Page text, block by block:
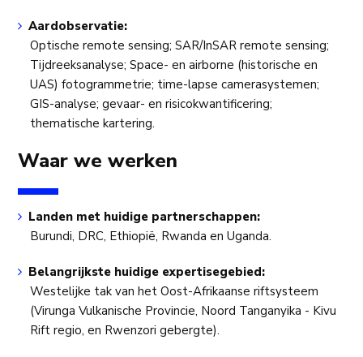
Aardobservatie:
Optische remote sensing; SAR/InSAR remote sensing;
Tijdreeksanalyse; Space- en airborne (historische en
UAS) fotogrammetrie; time-lapse camerasystemen;
GIS-analyse; gevaar- en risicokwantificering;
thematische kartering.
Waar we werken
Landen met huidige partnerschappen:
Burundi, DRC, Ethiopië, Rwanda en Uganda.
Belangrijkste huidige expertisegebied:
Westelijke tak van het Oost-Afrikaanse riftsysteem
(Virunga Vulkanische Provincie, Noord Tanganyika - Kivu
Rift regio, en Rwenzori gebergte).